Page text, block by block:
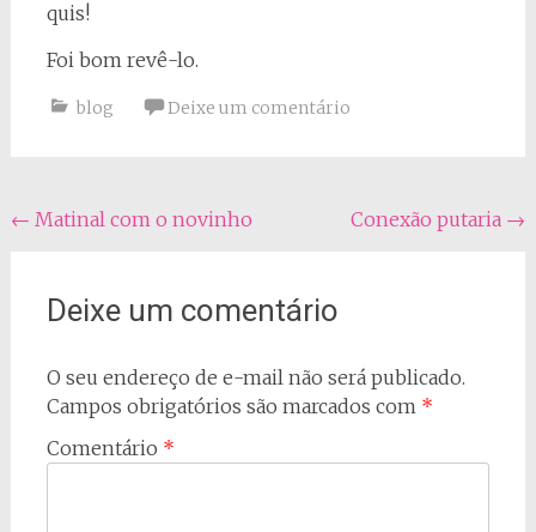
quis!
Foi bom revê-lo.
blog Deixe um comentário
Navegação
post
← Matinal com o novinho Conexão putaria →
Deixe um comentário
O seu endereço de e-mail não será publicado.
Campos obrigatórios são marcados com *
Comentário *